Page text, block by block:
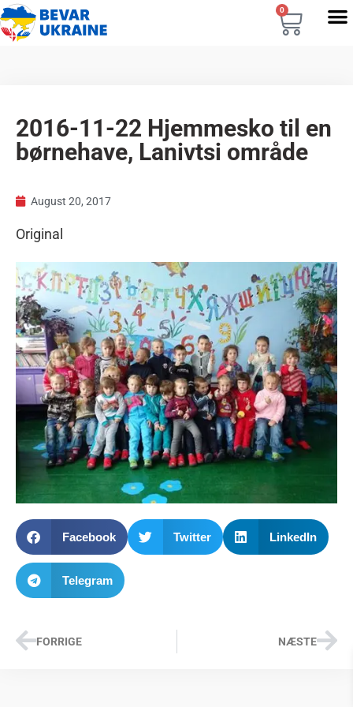
0
2016-11-22 Hjemmesko til en
børnehave, Lanivtsi område
August 20, 2017
Original
Facebook Twitter LinkedIn
Telegram
FORRIGE NÆSTE